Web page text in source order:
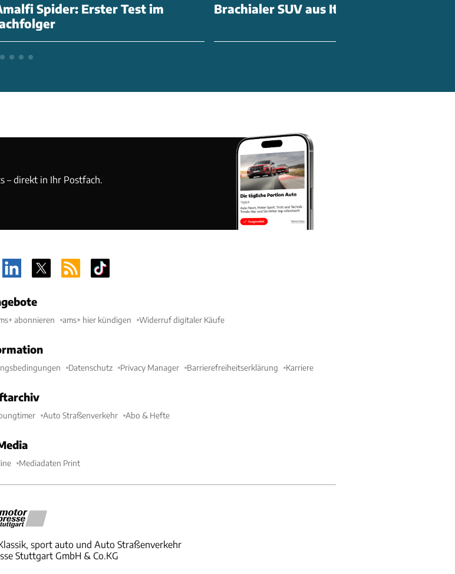
Spider: Erster Test im
Brachialer SUV aus Italien
– direkt in Ihr Postfach.
abonnieren ams+ hier kündigen Widerruf digitaler Käufe
Datenschutz Privacy Manager Barrierefreiheitserklärung Karriere
Auto Straßenverkehr Abo & Hefte
Mediadaten Print
sport auto und Auto Straßenverkehr
Stuttgart GmbH & Co.KG